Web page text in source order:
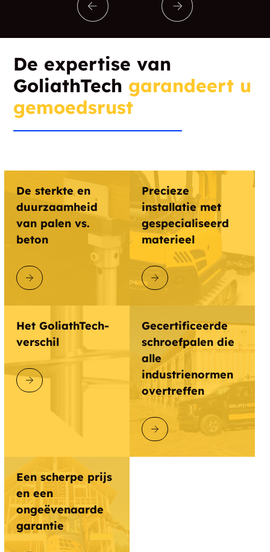
De expertise van
GoliathTech garandeert u
gemoedsrust
De sterkte en
duurzaamheid
van palen vs.
beton
ONTDEK GOLIATHTECH
Precieze
installatie met
gespecialiseerd
materieel
ONTDEK GOLIATHTECH
Het GoliathTech-
verschil
ONTDEK GOLIATHTECH
Gecertificeerde
schroefpalen die
alle
industrienormen
overtreffen
ONTDEK GOLIATHTECH
Een scherpe prijs
en een
ongeëvenaarde
garantie